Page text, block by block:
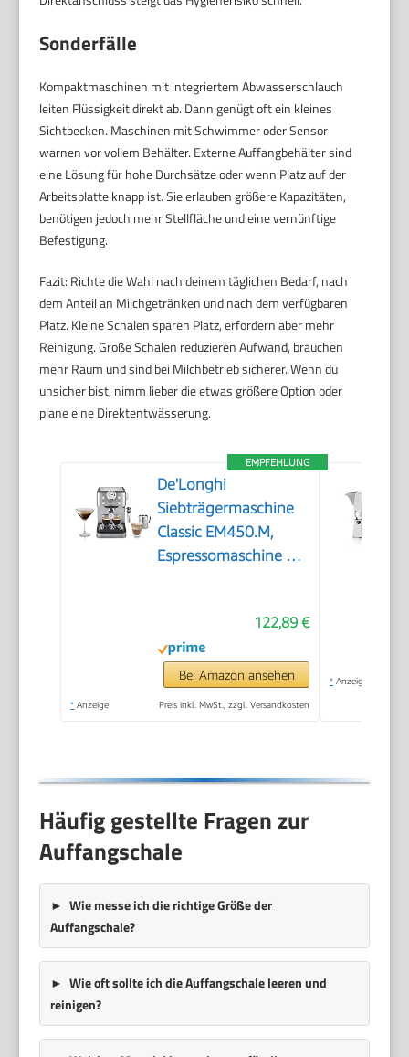
Sonderfälle
Kompaktmaschinen mit integriertem Abwasserschlauch
leiten Flüssigkeit direkt ab. Dann genügt oft ein kleines
Sichtbecken. Maschinen mit Schwimmer oder Sensor
warnen vor vollem Behälter. Externe Auffangbehälter sind
eine Lösung für hohe Durchsätze oder wenn Platz auf der
Arbeitsplatte knapp ist. Sie erlauben größere Kapazitäten,
benötigen jedoch mehr Stellfläche und eine vernünftige
Befestigung.
Fazit: Richte die Wahl nach deinem täglichen Bedarf, nach
dem Anteil an Milchgetränken und nach dem verfügbaren
Platz. Kleine Schalen sparen Platz, erfordern aber mehr
Reinigung. Große Schalen reduzieren Aufwand, brauchen
mehr Raum und sind bei Milchbetrieb sicherer. Wenn du
unsicher bist, nimm lieber die etwas größere Option oder
plane eine Direktentwässerung.
EMPFEHLUNG
De'Longhi
Siebträgermaschine
Classic EM450.M,
Espressomaschine mit
Vollmetallgehäuse, 15
Bar, 1,7 l Wassertank,
Edelstahl/Metall
122,89 €
Bei Amazon ansehen
* Anzeige Preis inkl. MwSt., zzgl. Versandkosten
* Anzeige
Häufig gestellte Fragen zur
Auffangschale
Wie messe ich die richtige Größe der
Auffangschale?
Wie oft sollte ich die Auffangschale leeren und
reinigen?